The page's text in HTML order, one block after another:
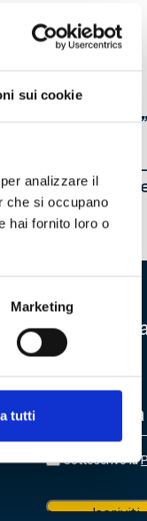
sui cookie
analizzare il
che si occupano
hai fornito loro o
Marketing
tutti
– a“Impararte”
20118-19.
qui
Iscriviti
EMAIL*
Sottoscrivo la
Iscriviti